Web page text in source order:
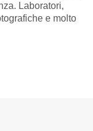
Laboratori,
e molto